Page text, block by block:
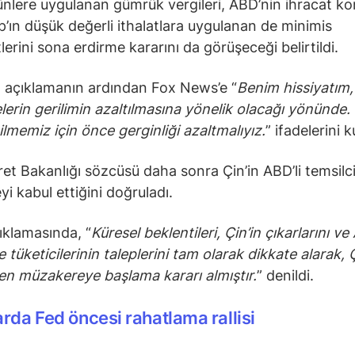
uygulanan gümrük vergileri, ABD’nin ihracat
düşük değerli ithalatlara uygulanan de minimis
sona erdirme kararını da görüşeceği belirtildi.
ardından Fox News’e “Benim
gerilimin azaltılmasına yönelik olacağı yönünde.
için önce gerginliği azaltmalıyız.” ifadelerini
Bakanlığı sözcüsü daha sonra Çin’in ABD’li
kabul ettiğini doğruladı.
“Küresel beklentileri, Çin’in çıkarlarını ve
tüketicilerinin taleplerini tam olarak dikkate alarak,
müzakereye başlama kararı almıştır.” denildi.
Fed öncesi rahatlama rallisi